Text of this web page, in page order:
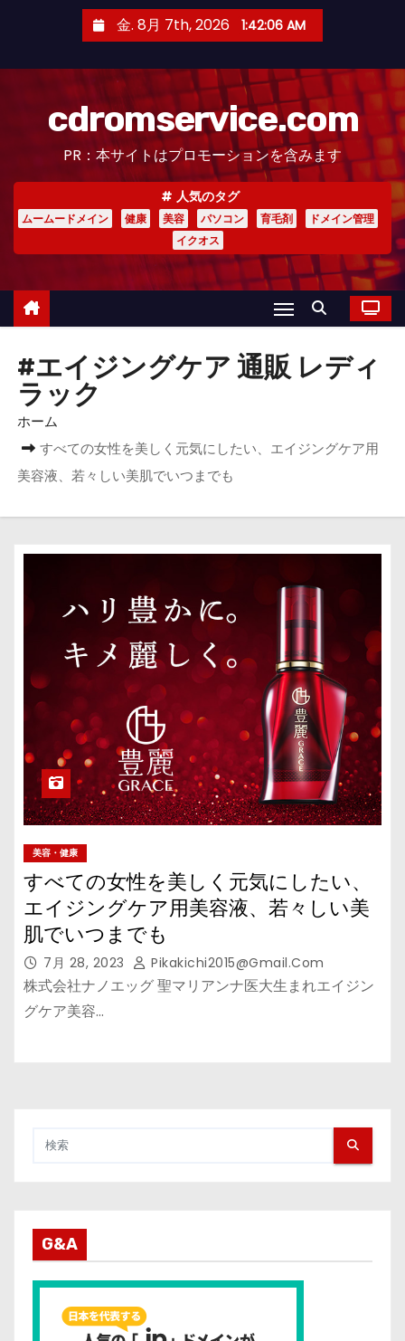
金. 8月 7th, 2026 1:42:06 AM
cdromservice.com
PR：本サイトはプロモーションを含みます
人気のタグ
ムームードメイン 健康 美容 パソコン 育毛剤
ドメイン管理
イクオス
#エイジングケア 通販 レディ
ラック
ホーム
すべての女性を美しく元気にしたい、エイジングケア用
美容液、若々しい美肌でいつまでも
美容・健康
すべての女性を美しく元気にしたい、
エイジングケア用美容液、若々しい美
肌でいつまでも
7月 28, 2023 Pikakichi2015@gmail.com
株式会社ナノエッグ 聖マリアンナ医大生まれエイジン
グケア美容…
G&A